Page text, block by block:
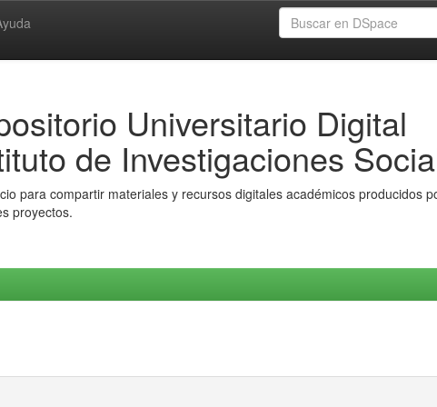
Universitario Digital
de Investigaciones
para compartir materiales y recursos digitales académicos producidos
proyectos.